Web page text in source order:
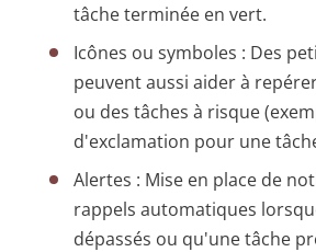
tâche terminée en vert.
Icônes ou symboles : Des
peuvent aussi aider à
ou des tâches à risque
d'exclamation pour une
Alertes : Mise en place de
rappels automatiques
dépassés ou qu'une tâche